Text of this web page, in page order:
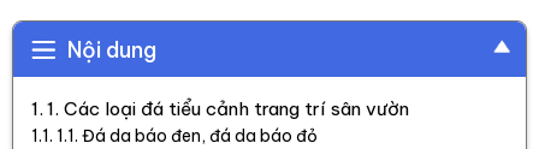
Nội dung
1. Các loại đá tiểu cảnh trang trí sân vườn
1.1. Đá da báo đen, đá da báo đỏ